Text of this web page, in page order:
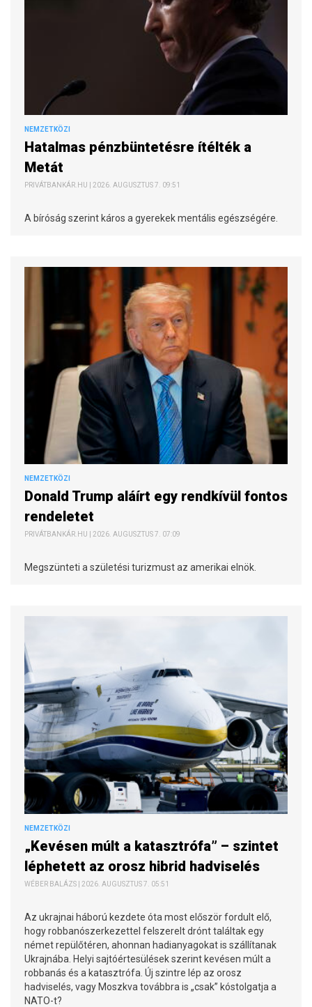
NEMZETKÖZI
Hatalmas pénzbüntetésre ítélték a
Metát
PRIVÁTBANKÁR.HU | 2026. AUGUSZTUS 7. 09:51
A bíróság szerint káros a gyerekek mentális egészségére.
NEMZETKÖZI
Donald Trump aláírt egy rendkívül fontos
rendeletet
PRIVÁTBANKÁR.HU | 2026. AUGUSZTUS 7. 07:09
Megszünteti a születési turizmust az amerikai elnök.
NEMZETKÖZI
„Kevésen múlt a katasztrófa” – szintet
léphetett az orosz hibrid hadviselés
WÉBER BALÁZS | 2026. AUGUSZTUS 7. 05:51
Az ukrajnai háború kezdete óta most először fordult elő,
hogy robbanószerkezettel felszerelt drónt találtak egy
német repülőtéren, ahonnan hadianyagokat is szállítanak
Ukrajnába. Helyi sajtóértesülések szerint kevésen múlt a
robbanás és a katasztrófa. Új szintre lép az orosz
hadviselés, vagy Moszkva továbbra is „csak” kóstolgatja a
NATO-t?